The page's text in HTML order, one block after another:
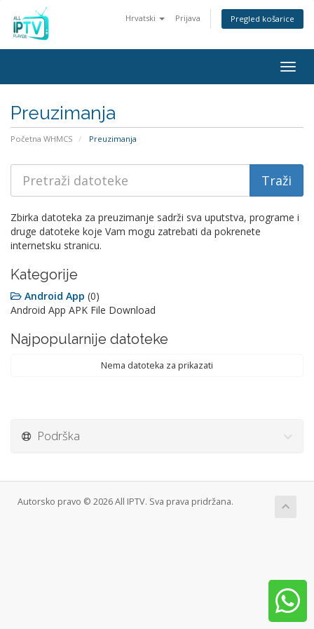
Hrvatski Prijava Pregled košarice
Preuzimanja
Početna WHMCS Preuzimanja
Zbirka datoteka za preuzimanje sadrži sva uputstva, programe i
druge datoteke koje Vam mogu zatrebati da pokrenete
internetsku stranicu.
Kategorije
Android App (0)
Android App APK File Download
Najpopularnije datoteke
Nema datoteka za prikazati
Podrška
Autorsko pravo © 2026 All IPTV. Sva prava pridržana.